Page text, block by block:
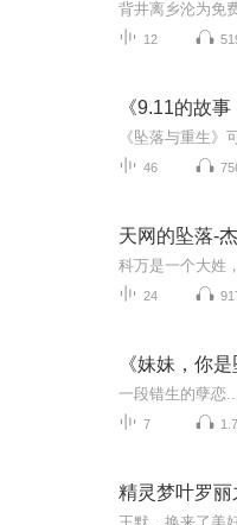
12
《9.11的故
46
天网的坠落-
24
《妹妹，你
7
精灵梦叶罗